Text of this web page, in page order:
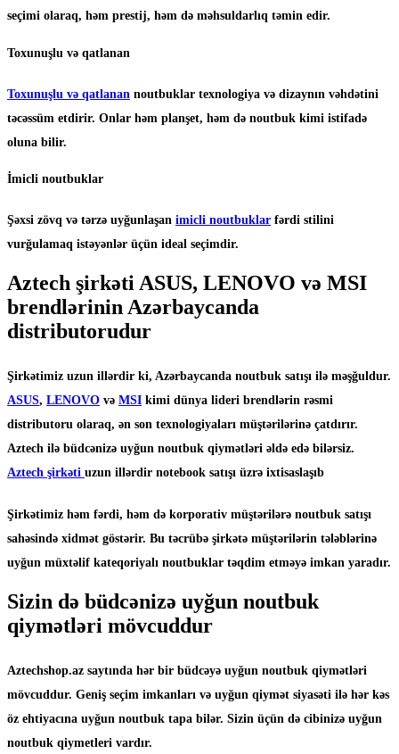
seçimi olaraq, həm prestij, həm də məhsuldarlıq təmin edir.
Toxunuşlu və qatlanan
Toxunuşlu və qatlanan noutbuklar texnologiya və dizaynın vəhdətini
təcəssüm etdirir. Onlar həm planşet, həm də noutbuk kimi istifadə
oluna bilir.
İmicli noutbuklar
Şəxsi zövq və tərzə uyğunlaşan imicli noutbuklar fərdi stilini
vurğulamaq istəyənlər üçün ideal seçimdir.
Aztech şirkəti ASUS, LENOVO və MSI
brendlərinin Azərbaycanda
distributorudur
Şirkətimiz uzun illərdir ki, Azərbaycanda noutbuk satışı ilə məşğuldur.
ASUS, LENOVO və MSI kimi dünya lideri brendlərin rəsmi
distributoru olaraq, ən son texnologiyaları müştərilərinə çatdırır.
Aztech ilə büdcənizə uyğun noutbuk qiymətləri əldə edə bilərsiz.
Aztech şirkəti uzun illərdir notebook satışı üzrə ixtisaslaşıb
Şirkətimiz həm fərdi, həm də korporativ müştərilərə noutbuk satışı
sahəsində xidmət göstərir. Bu təcrübə şirkətə müştərilərin tələblərinə
uyğun müxtəlif kateqoriyalı noutbuklar təqdim etməyə imkan yaradır.
Sizin də büdcənizə uyğun noutbuk
qiymətləri mövcuddur
Aztechshop.az saytında hər bir büdcəyə uyğun noutbuk qiymətləri
mövcuddur. Geniş seçim imkanları və uyğun qiymət siyasəti ilə hər kəs
öz ehtiyacına uyğun noutbuk tapa bilər. Sizin üçün də cibinizə uyğun
noutbuk qiymetleri vardır.